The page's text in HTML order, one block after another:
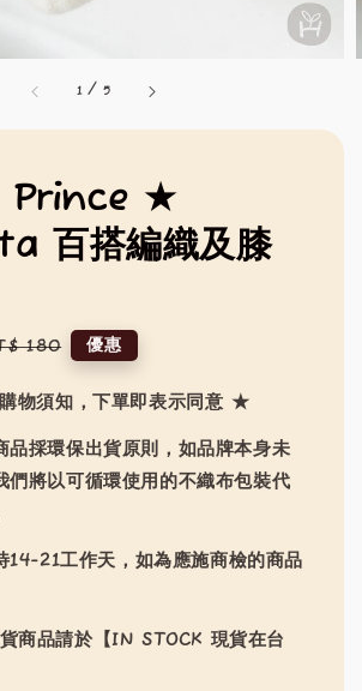
1 / 5
Prince ★
百搭編織及膝
180 優惠
物須知，下單即表示同意 ★
品採環保出貨原則，如品牌本身未
們將以可循環使用的不織布包裝代
14-21工作天，如為應施商檢的商品
商品請於【IN STOCK 現貨在台